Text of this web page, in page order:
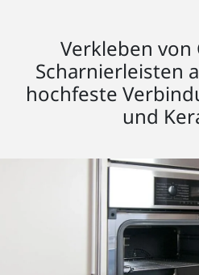
Verkleben
Scharnierleisten
hochfeste
und